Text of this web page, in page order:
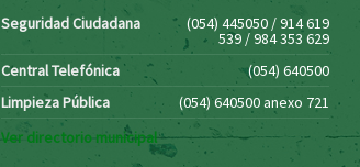
Seguridad Ciudadana (054) 445050 / 914 619
539 / 984 353 629
Central Telefónica
(054) 640500
Limpieza Pública
(054) 640500 anexo 721
Ver directorio municipal